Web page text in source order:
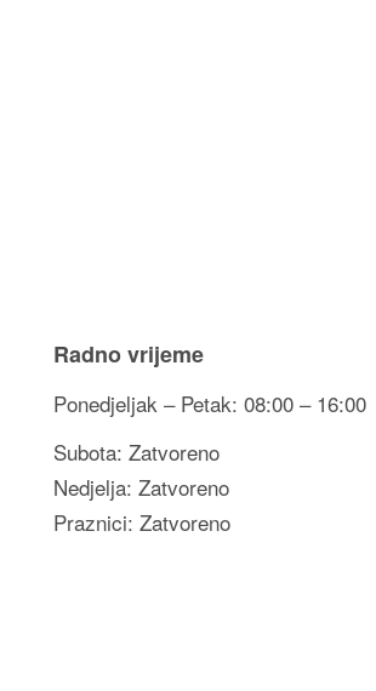
Radno vrijeme
Ponedjeljak – Petak: 08:00 – 16:00
Subota: Zatvoreno
Nedjelja: Zatvoreno
Praznici: Zatvoreno